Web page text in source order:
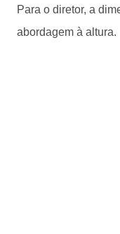
Para o diretor, a
abordagem à altura.